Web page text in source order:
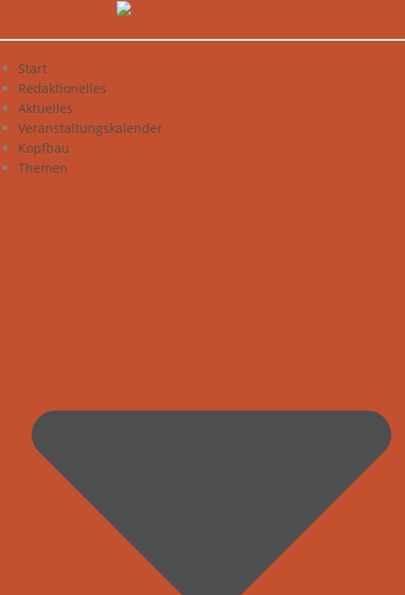
Start
Redaktionelles
Aktuelles
Veranstaltungskalender
Kopfbau
Themen